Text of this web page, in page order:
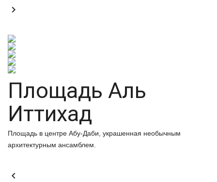

Площадь Аль
Иттихад
Площадь в центре Абу-Даби, украшенная необычным
архитектурным ансамблем.
